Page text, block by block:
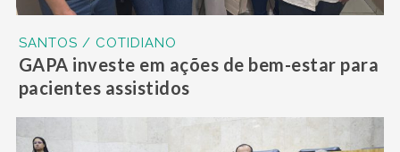
SANTOS / COTIDIANO
GAPA investe em ações de bem-estar para
pacientes assistidos